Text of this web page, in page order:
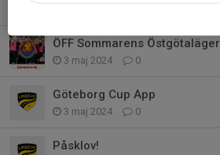
ÖFF Sommarens Östgötaläger
3 maj 2024 0
Göteborg Cup App
3 maj 2024 0
Påsklov!